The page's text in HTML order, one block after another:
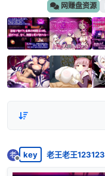
网赚盘资源
老
离线
key 老王老王123123